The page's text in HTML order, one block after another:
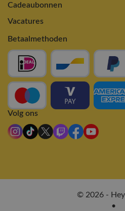
Cadeaubonnen
Vacatures
Betaalmethoden
Volg ons
© 2026 -
•